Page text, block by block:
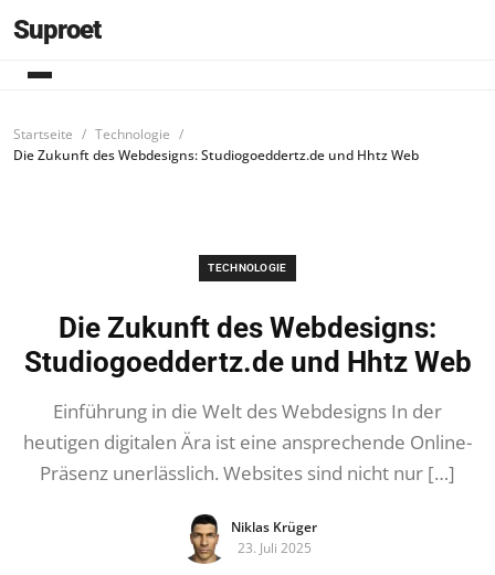
Suproet
Startseite
Technologie
Die Zukunft des Webdesigns: Studiogoeddertz.de und Hhtz Web
TECHNOLOGIE
Die Zukunft des Webdesigns:
Studiogoeddertz.de und Hhtz Web
Einführung in die Welt des Webdesigns In der
heutigen digitalen Ära ist eine ansprechende Online-
Präsenz unerlässlich. Websites sind nicht nur […]
Niklas Krüger
23. Juli 2025